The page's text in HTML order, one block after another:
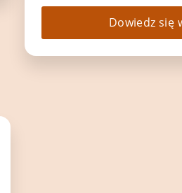
Dowiedz się